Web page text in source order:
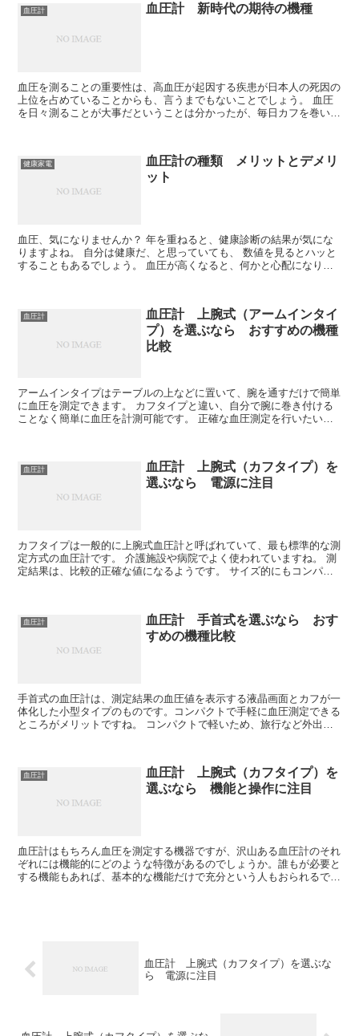
血圧計 血圧計 新時代の期待の機種
血圧を測ることの重要性は、高血圧が起因する疾患が日本人の死因の
上位を占めていることからも、言うまでもないことでしょう。 血圧
を日々測ることが大事だということは分かったが、毎日カフを巻いた
健康家電
血圧計の種類 メリットとデメリ
ット
血圧、気になりませんか？ 年を重ねると、健康診断の結果が気にな
りますよね。 自分は健康だ、と思っていても、 数値を見るとハッと
することもあるでしょう。 血圧が高くなると、何かと心配になりま
血圧計
血圧計 上腕式（アームインタイ
プ）を選ぶなら おすすめの機種
比較
アームインタイプはテーブルの上などに置いて、腕を通すだけで簡単
に血圧を測定できます。 カフタイプと違い、自分で腕に巻き付ける
ことなく簡単に血圧を計測可能です。 正確な血圧測定を行いたい人
血圧計
血圧計 上腕式（カフタイプ）を
選ぶなら 電源に注目
カフタイプは一般的に上腕式血圧計と呼ばれていて、最も標準的な測
定方式の血圧計です。 介護施設や病院でよく使われていますね。 測
定結果は、比較的正確な値になるようです。 サイズ的にもコンパク
血圧計
血圧計 手首式を選ぶなら おす
すめの機種比較
手首式の血圧計は、測定結果の血圧値を表示する液晶画面とカフが一
体化した小型タイプのものです。コンパクトで手軽に血圧測定できる
ところがメリットですね。 コンパクトで軽いため、旅行など外出時
血圧計
血圧計 上腕式（カフタイプ）を
選ぶなら 機能と操作に注目
血圧計はもちろん血圧を測定する機器ですが、沢山ある血圧計のそれ
ぞれには機能的にどのような特徴があるのでしょうか。誰もが必要と
する機能もあれば、基本的な機能だけで充分という人もおられるでし
血圧計 上腕式（カフタイプ）を選ぶな
ら 電源に注目